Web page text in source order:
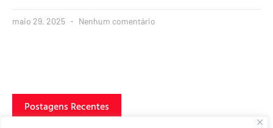
maio 29, 2025 Nenhum comentário
Postagens Recentes